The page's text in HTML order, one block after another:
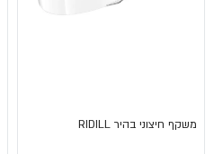
משקף חיצוני בהיר RIDILL